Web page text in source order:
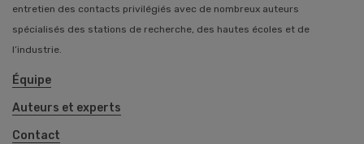
entretien des contacts privilégiés avec de nombreux auteurs
spécialisés des stations de recherche, des hautes écoles et de
l’industrie.
Équipe
Auteurs et experts
Contact